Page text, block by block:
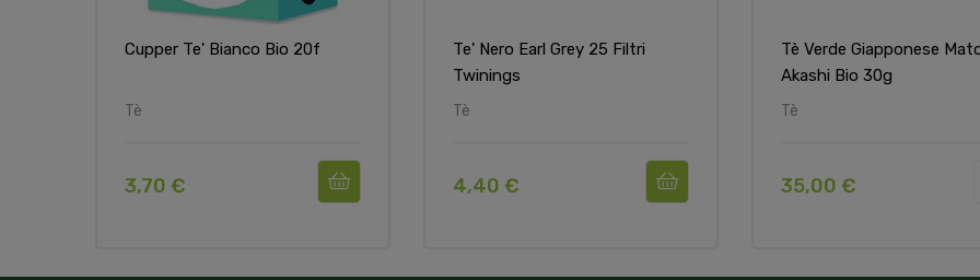
Cupper Te' Bianco Bio 20f
Tè
3,70 €
Te' Nero Earl Grey 25 Filtri
Twinings
Tè
4,40 €
Tè Verde Giapponese
Akashi Bio 30g
Tè
35,00 €